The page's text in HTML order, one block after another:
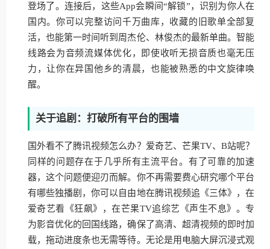
登场了。连接后，这些App会瞬间“解锁”，识别为你人在
国内。你可以完整访问千万曲库，收藏的旧歌单全部复
活，也能第一时间听到周杰伦、林俊杰的最新单曲。智能
线路会为音频流媒体优化，即使收听无损音质也毫无压
力，让你在异国他乡的清晨，也能被熟悉的中文旋律唤
醒。
关于追剧：打破所有平台的围墙
国外看不了腾讯视频怎么办？爱奇艺、芒果TV、B站呢？
同样的问题存在于几乎所有主流平台。有了可靠的加速
器，这个问题便迎刃而解。你不再需要费心研究哪个平台
有哪些独播剧，你可以自由地在腾讯视频追《三体》，在
爱奇艺看《狂飙》，在芒果TV追综艺《声生不息》。专
为影音优化的回国线路，确保了高清、超清视频的即时加
载，拖动进度条也无需等待。无论是用电脑大屏沉浸式观